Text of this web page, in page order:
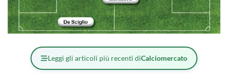
Leggi gli articoli più recenti diCalciomercato